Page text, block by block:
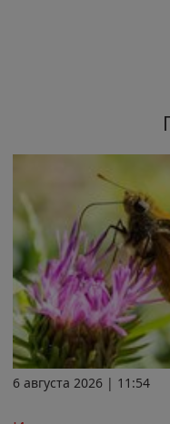
6 августа 2026 | 11:54